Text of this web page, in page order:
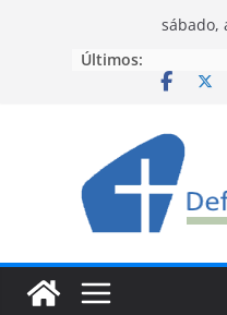
sábado,
Últimos: